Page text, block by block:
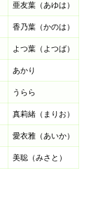
亜友葉（あゆは）
香乃葉（かのは）
よつ葉（よつば）
あかり
うらら
真莉緒（まりお）
愛衣雅（あいか）
美聡（みさと）